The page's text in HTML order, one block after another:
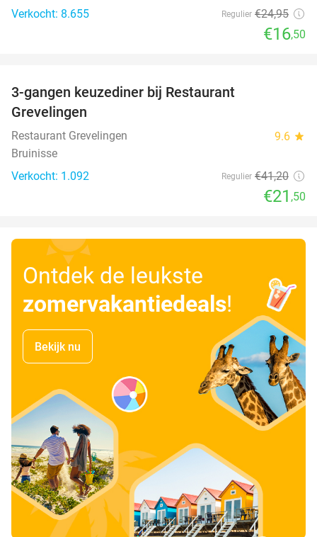
Verkocht: 8.655
Regulier €24,95
€16,50
3-gangen keuzediner bij Restaurant
Grevelingen
Restaurant Grevelingen 9.6 star
Bruinisse
Verkocht: 1.092
Regulier €41,20
€21 ,50
Ontdek de leukste
zomervakantiedeals!
Bekijk nu